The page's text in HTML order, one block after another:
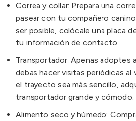
Correa y collar: Prepara una
pasear con tu compañero
ser posible, colócale una placa
tu información de contacto.
Transportador: Apenas adoptes
debas hacer visitas periódicas al
el trayecto sea más sencillo,
transportador grande y cómodo.
Alimento seco y húmedo: